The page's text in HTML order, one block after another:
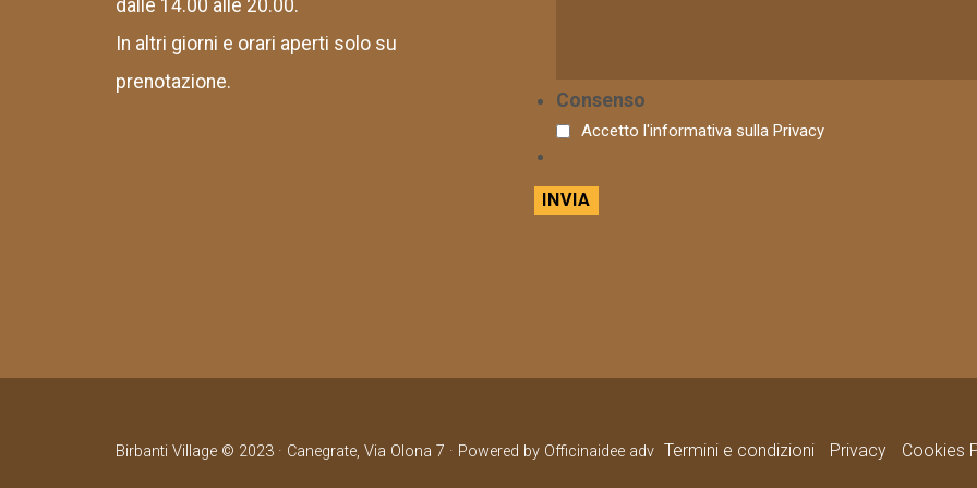
dalle 14.00 alle 20.00.
In altri giorni e orari aperti solo su
prenotazione.
Consenso
Accetto l'informativa sulla Privacy
Birbanti Village © 2023 · Canegrate, Via Olona 7 · Powered by Officinaidee adv Termini e condizioni Privacy Cookies